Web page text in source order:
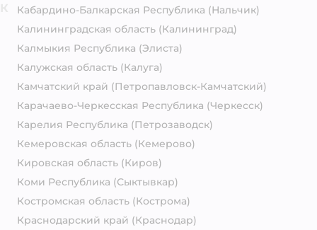
Кабардино-Балкарская Республика (Нальчик)
Калининградская область (Калининград)
Калмыкия Республика (Элиста)
Калужская область (Калуга)
Камчатский край (Петропавловск-Камчатский)
Карачаево-Черкесская Республика (Черкесск)
Карелия Республика (Петрозаводск)
Кемеровская область (Кемерово)
Кировская область (Киров)
Коми Республика (Сыктывкар)
Костромская область (Кострома)
Краснодарский край (Краснодар)